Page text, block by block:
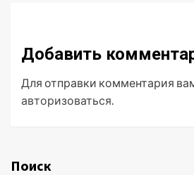
Добавить
Для отправки комментария
авторизоваться.
Поиск